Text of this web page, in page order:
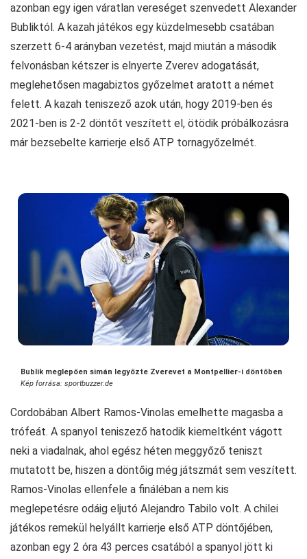
azonban egy igen váratlan vereséget szenvedett Alexander
Bubliktól. A kazah játékos egy küzdelmesebb csatában
szerzett 6-4 arányban vezetést, majd miután a második
felvonásban kétszer is elnyerte Zverev adogatását,
meglehetősen magabiztos győzelmet aratott a német
felett. A kazah teniszező azok után, hogy 2019-ben és
2021-ben is 2-2 döntőt veszített el, ötödik próbálkozásra
már bezsebelte karrierje első ATP tornagyőzelmét.
Bublik meglepően simán legyőzte Zverevet a Montpellier-i döntőben
Kép forrása: sportbuzzer.de
Cordobában Albert Ramos-Vinolas emelhette magasba a
trófeát. A spanyol teniszező hatodik kiemeltként vágott
neki a viadalnak, ahol egész héten meggyőző teniszt
mutatott be, hiszen a döntőig még játszmát sem veszített.
Ramos-Vinolas ellenfele a fináléban a nem kis
meglepetésre odáig eljutó Alejandro Tabilo volt. A chilei
játékos remekül helyállt karrierje első ATP döntőjében,
azonban egy 2 óra 43 perces csatából a spanyol jött ki